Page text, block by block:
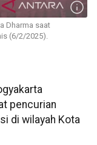
Dharma saat
(6/2/2025).
pencurian
di wilayah Kota